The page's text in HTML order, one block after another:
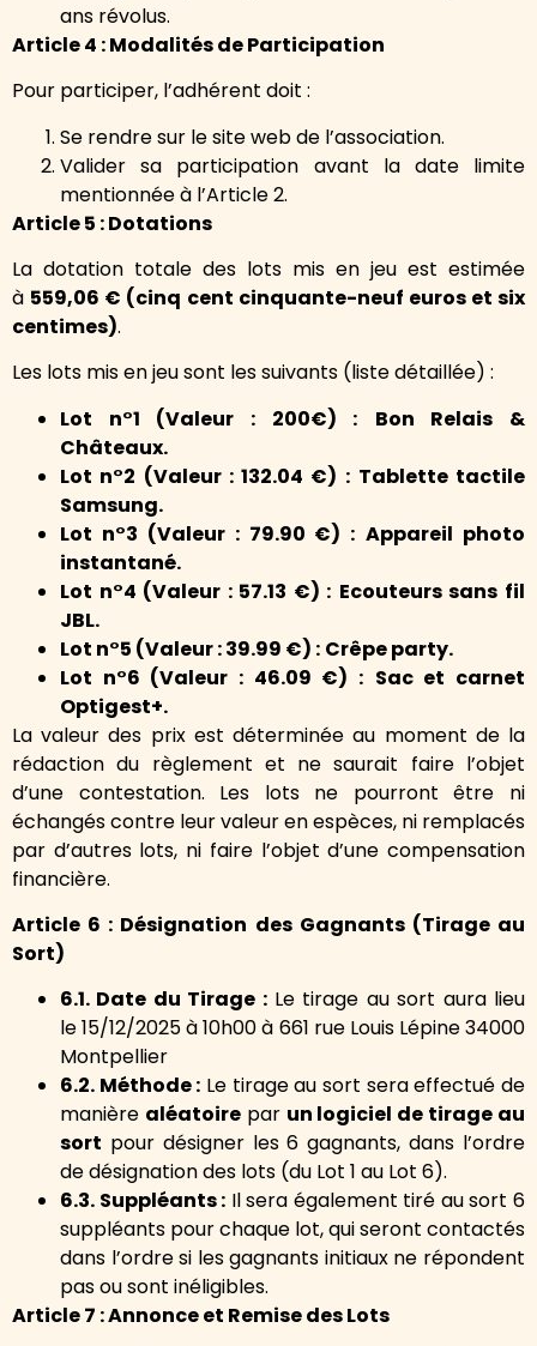
ans révolus.
Article 4 : Modalités de Participation
Pour participer, l’adhérent doit :
Se rendre sur le site web de l’association.
Valider sa participation avant la date limite
mentionnée à l’Article 2.
Article 5 : Dotations
La dotation totale des lots mis en jeu est estimée
à 559,06 € (cinq cent cinquante-neuf euros et six
centimes).
Les lots mis en jeu sont les suivants (liste détaillée) :
Lot n°1 (Valeur : 200€) :
Bon Relais &
Châteaux.
Lot n°2 (Valeur : 132.04 €) : Tablette tactile
Samsung.
Lot n°3 (Valeur : 79.90 €) : Appareil photo
instantané.
Lot n°4 (Valeur : 57.13 €) : Ecouteurs sans fil
JBL.
Lot n°5 (Valeur : 39.99 €) : Crêpe party.
Lot n°6 (Valeur : 46.09 €) : Sac et carnet
Optigest+.
La valeur des prix est déterminée au moment de la
rédaction du règlement et ne saurait faire l’objet
d’une contestation. Les lots ne pourront être ni
échangés contre leur valeur en espèces, ni remplacés
par d’autres lots, ni faire l’objet d’une compensation
financière.
Article 6 : Désignation des Gagnants (Tirage au
Sort)
6.1. Date du Tirage :Le tirage au sort aura lieu
le 15/12/2025 à 10h00 à 661 rue Louis Lépine 34000
Montpellier
6.2. Méthode : Le tirage au sort sera effectué de
manière aléatoirepar un logiciel de tirage au
sort pour désigner les 6 gagnants, dans l’ordre
de désignation des lots (du Lot 1 au Lot 6).
6.3. Suppléants : Il sera également tiré au sort 6
suppléants pour chaque lot, qui seront contactés
dans l’ordre si les gagnants initiaux ne répondent
pas ou sont inéligibles.
Article 7 : Annonce et Remise des Lots